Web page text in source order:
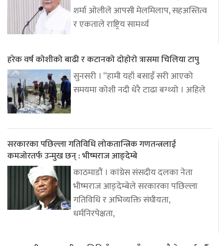
शर्मा ओलीले आपसी मेलमिलाप, सहअस्तित्व
र एकताले राष्ट्रिय सामर्थ्य
हरेक वर्ष कोशीको बाढी र कटानको दोहोरो त्रासमा चिलिया टापु
सुनसरी । “हामी यहाँ बसाइँ सरी आएको
समयमा कोशी नदी धेरै टाढा बग्थ्यो । अहिले
सरकारका पछिल्ला गतिविधि लोकतान्त्रिक गणतन्त्रलाई
कमजोरतर्फ उन्मुख छन् : भीष्मराज आङ्देम्बे
काठमाडौं । कांग्रेस संसदीय दलका नेता
भीष्मराज आङ्देम्बेले सरकारका पछिल्ला
गतिविधि र अभिव्यक्ति संघीयता,
धर्मनिरपेक्षता,